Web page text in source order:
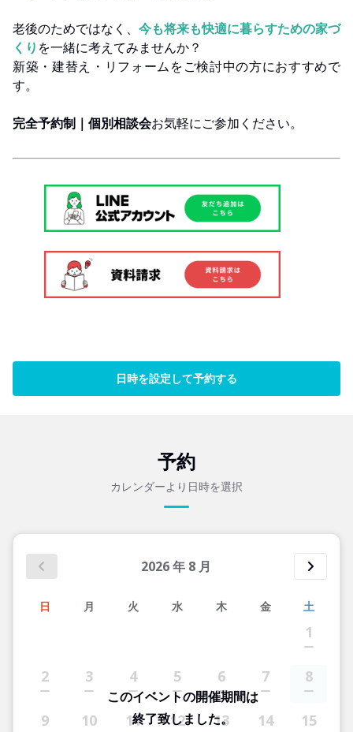
老後のためではなく、 今も将来も快適に暮らすための家づ
くり を一緒に考えてみませんか？
新築・建替え・リフォームをご検討中の方におすすめで
す。
完全予約制｜個別相談会お気軽にご参加ください。
日時を設定して予約する
予約
カレンダーより日時を選択
2026年 8 月
日 月 火 水 木 金 土
1
2 3 4 5 6 7 8
9 10 11 12 13 14 15
このイベントの開催期間は
終了致しました。